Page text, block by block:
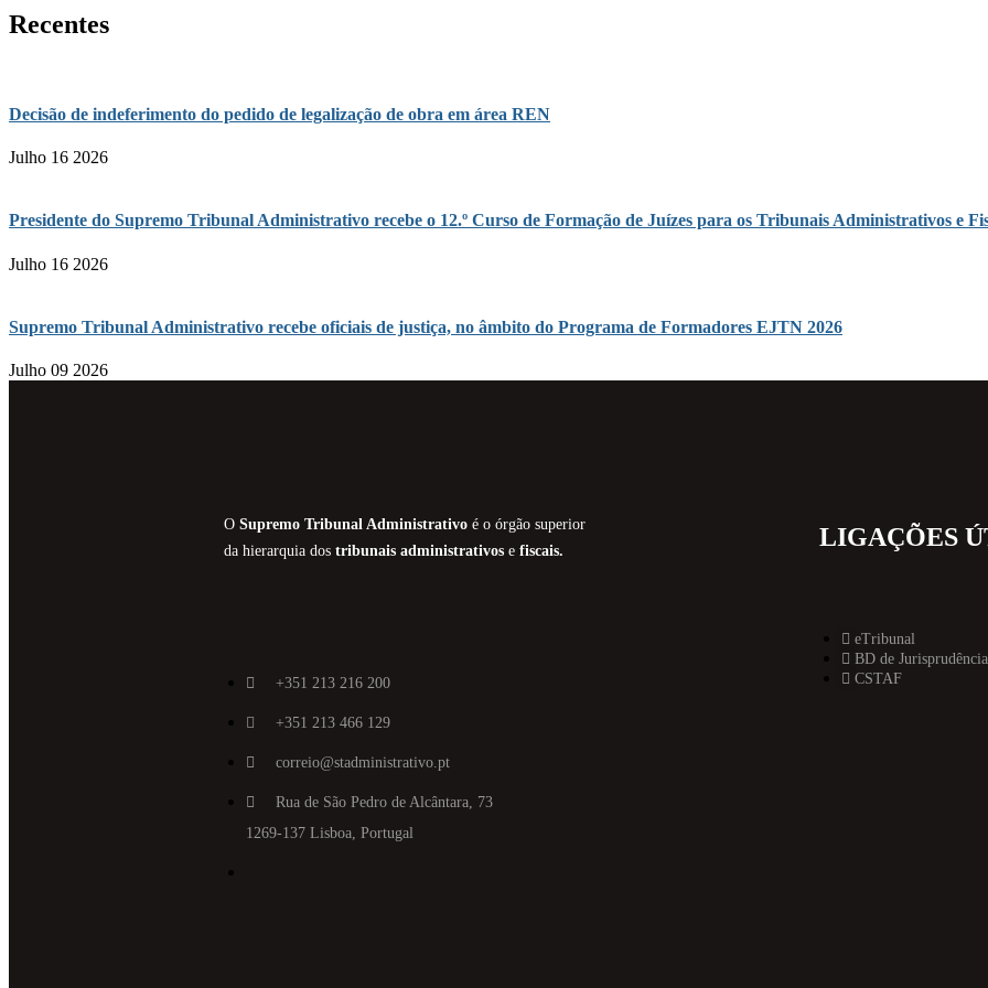
Recentes
Decisão de indeferimento do pedido de legalização de obra em área REN
Julho 16 2026
Presidente do Supremo Tribunal Administrativo recebe o 12.º Curso de Formação de Juízes para os Tribunais Administrativos e
Julho 16 2026
Supremo Tribunal Administrativo recebe oficiais de justiça, no âmbito do Programa de Formadores EJTN 2026
Julho 09 2026
O Supremo Tribunal Administrativo é o órgão superior
da hierarquia dos tribunais administrativos e fiscais.
+351 213 216 200
+351 213 466 129
correio@stadministrativo.pt
Rua de São Pedro de Alcântara, 73
1269-137 Lisboa, Portugal
LIGAÇÕES
eTribunal
BD de Jurisprudência
CSTAF